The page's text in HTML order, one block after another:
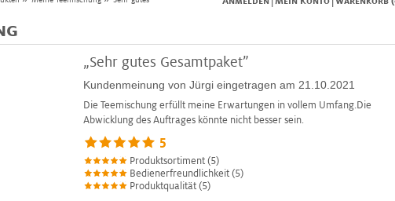
„Sehr gutes Gesamtpaket”
Kundenmeinung vonJürgi eingetragen am 21.10.2021
Die Teemischung erfüllt meine Erwartungen in vollem Umfang.Die
Abwicklung des Auftrages könnte nicht besser sein.
5
Produktsortiment (5)
Bedienerfreundlichkeit (5)
Produktqualität (5)